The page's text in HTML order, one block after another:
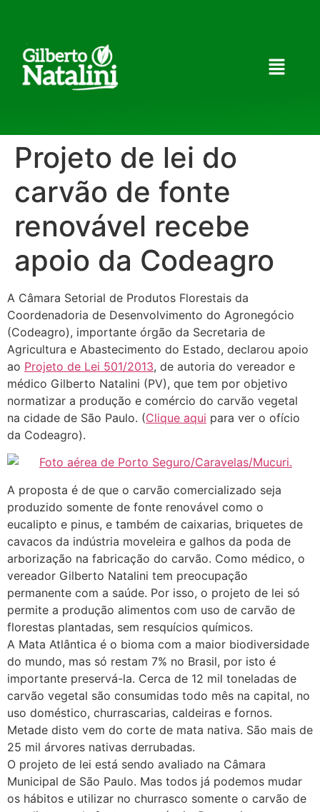
Projeto de lei do
carvão de fonte
renovável recebe
apoio da Codeagro
A Câmara Setorial de Produtos Florestais da
Coordenadoria de Desenvolvimento do Agronegócio
(Codeagro), importante órgão da Secretaria de
Agricultura e Abastecimento do Estado, declarou apoio
ao Projeto de Lei 501/2013, de autoria do vereador e
médico Gilberto Natalini (PV), que tem por objetivo
normatizar a produção e comércio do carvão vegetal
na cidade de São Paulo. (Clique aqui para ver o ofício
da Codeagro).
A proposta é de que o carvão comercializado seja
produzido somente de fonte renovável como o
eucalipto e pinus, e também de caixarias, briquetes de
cavacos da indústria moveleira e galhos da poda de
arborização na fabricação do carvão. Como médico, o
vereador Gilberto Natalini tem preocupação
permanente com a saúde. Por isso, o projeto de lei só
permite a produção alimentos com uso de carvão de
florestas plantadas, sem resquícios químicos.
A Mata Atlântica é o bioma com a maior biodiversidade
do mundo, mas só restam 7% no Brasil, por isto é
importante preservá-la. Cerca de 12 mil toneladas de
carvão vegetal são consumidas todo mês na capital, no
uso doméstico, churrascarias, caldeiras e fornos.
Metade disto vem do corte de mata nativa. São mais de
25 mil árvores nativas derrubadas.
O projeto de lei está sendo avaliado na Câmara
Municipal de São Paulo. Mas todos já podemos mudar
os hábitos e utilizar no churrasco somente o carvão de